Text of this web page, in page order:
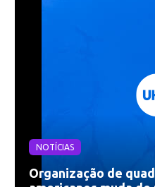
NOTÍCIAS
Organização de